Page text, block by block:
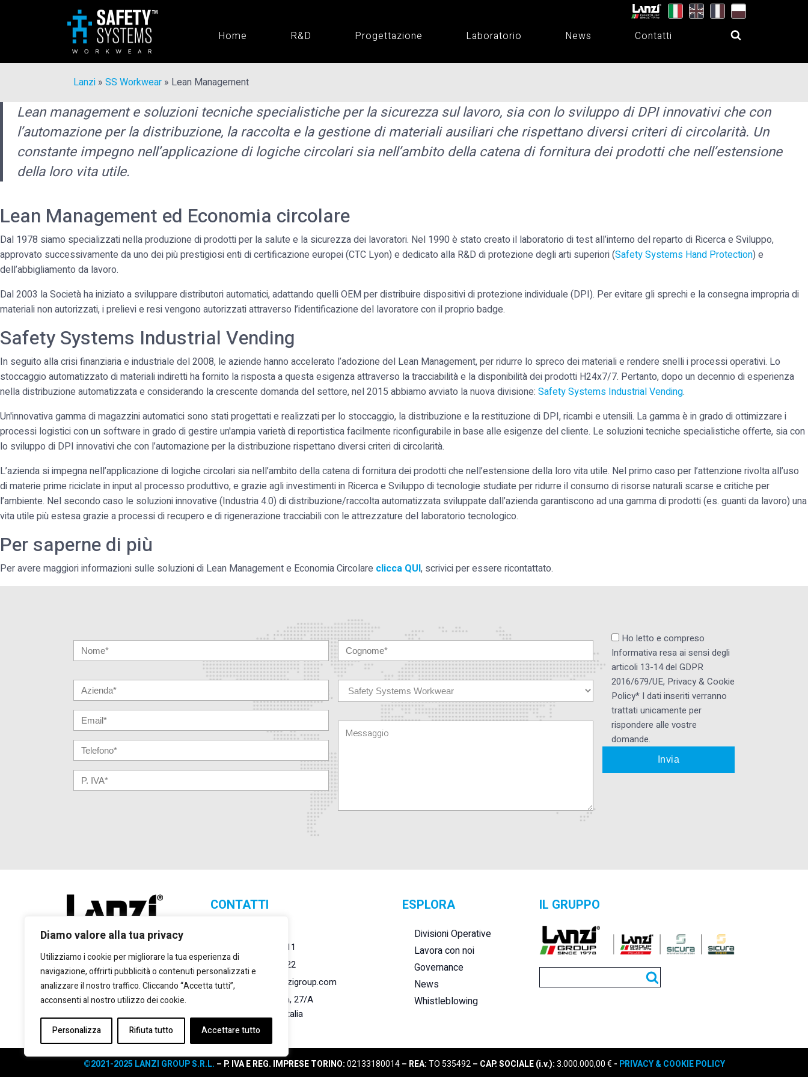
Diamo valore alla tua privacy
Utilizziamo i cookie per migliorare la tua esperienza di
navigazione, offrirti pubblicità o contenuti personalizzati e
analizzare il nostro traffico. Cliccando “Accetta tutti”,
acconsenti al nostro utilizzo dei cookie.
Personalizza Rifiuta tutto Accettare tutto
Home R&D Progettazione Laboratorio News Contatti
Lanzi » SS Workwear » Lean Management
Lean management e soluzioni tecniche specialistiche per la sicurezza sul lavoro, sia con lo sviluppo di DPI innovativi che con
l’automazione per la distribuzione, la raccolta e la gestione di materiali ausiliari che rispettano diversi criteri di circolarità. Un
constante impegno nell’applicazione di logiche circolari sia nell’ambito della catena di fornitura dei prodotti che nell’estensione
della loro vita utile.
Lean Management ed Economia circolare
Dal 1978 siamo specializzati nella produzione di prodotti per la salute e la sicurezza dei lavoratori. Nel 1990 è stato creato il laboratorio di test all’interno del reparto di Ricerca e Sviluppo,
approvato successivamente da uno dei più prestigiosi enti di certificazione europei (CTC Lyon) e dedicato alla R&D di protezione degli arti superiori (Safety Systems Hand Protection) e
dell’abbigliamento da lavoro.
Dal 2003 la Società ha iniziato a sviluppare distributori automatici, adattando quelli OEM per distribuire dispositivi di protezione individuale (DPI). Per evitare gli sprechi e la consegna impropria di
materiali non autorizzati, i prelievi e resi vengono autorizzati attraverso l’identificazione del lavoratore con il proprio badge.
Safety Systems Industrial Vending
In seguito alla crisi finanziaria e industriale del 2008, le aziende hanno accelerato l’adozione del Lean Management, per ridurre lo spreco dei materiali e rendere snelli i processi operativi. Lo
stoccaggio automatizzato di materiali indiretti ha fornito la risposta a questa esigenza attraverso la tracciabilità e la disponibilità dei prodotti H24x7/7. Pertanto, dopo un decennio di esperienza
nella distribuzione automatizzata e considerando la crescente domanda del settore, nel 2015 abbiamo avviato la nuova divisione: Safety Systems Industrial Vending.
Un'innovativa gamma di magazzini automatici sono stati progettati e realizzati per lo stoccaggio, la distribuzione e la restituzione di DPI, ricambi e utensili. La gamma è in grado di ottimizzare i
processi logistici con un software in grado di gestire un'ampia varietà di reportistica facilmente riconfigurabile in base alle esigenze del cliente. Le soluzioni tecniche specialistiche offerte, sia con
lo sviluppo di DPI innovativi che con l’automazione per la distribuzione rispettano diversi criteri di circolarità.
L’azienda si impegna nell’applicazione di logiche circolari sia nell’ambito della catena di fornitura dei prodotti che nell’estensione della loro vita utile. Nel primo caso per l’attenzione rivolta all’uso
di materie prime riciclate in input al processo produttivo, e grazie agli investimenti in Ricerca e Sviluppo di tecnologie studiate per ridurre il consumo di risorse naturali scarse e critiche per
l’ambiente. Nel secondo caso le soluzioni innovative (Industria 4.0) di distribuzione/raccolta automatizzata sviluppate dall’azienda garantiscono ad una gamma di prodotti (es. guanti da lavoro) una
vita utile più estesa grazie a processi di recupero e di rigenerazione tracciabili con le attrezzature del laboratorio tecnologico.
Per saperne di più
Per avere maggiori informazioni sulle soluzioni di Lean Management e Economia Circolare clicca QUI, scrivici per essere ricontattato.
Ho letto e compreso
Informativa resa ai ​sensi degli
articoli 13-14 del GDPR
2016/679/UE, Privacy & Cookie
Policy* I dati inseriti verranno
trattati unicamente per
rispondere alle vostre
domande.
CONTATTI
+39 011 2284011
+39 011 2284022
marketing@lanzigroup.com
Via Giulio Natta, 27/A
Torino, 10148 Italia
ESPLORA
Divisioni Operative
Lavora con noi
Governance
News
Whistleblowing
IL GRUPPO
©2021-2025 LANZI GROUP S.R.L. – P. IVA E REG. IMPRESE TORINO:02133180014– REA:TO 535492– CAP. SOCIALE (i.v.):3.000.000,00 € - PRIVACY & COOKIE POLICY